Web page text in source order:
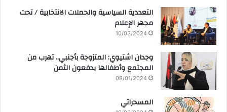
التعددية السياسية والحملات الانتخابية / تحت
مجهر الإعلام
10/03/2024
وجدان اشتيوي: المتزوجة بأجنبي.. تهرب من
المجتمع وأطفالها يدفعون الثمن
08/01/2024
المسحراتي